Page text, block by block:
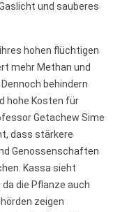
und sauberes
hohen flüchtigen
mehr Methan und
behindern
hohe Kosten für
Getachew Sime
dass stärkere
Genossenschaften
Kassa sieht
die Pflanze auch
zeigen